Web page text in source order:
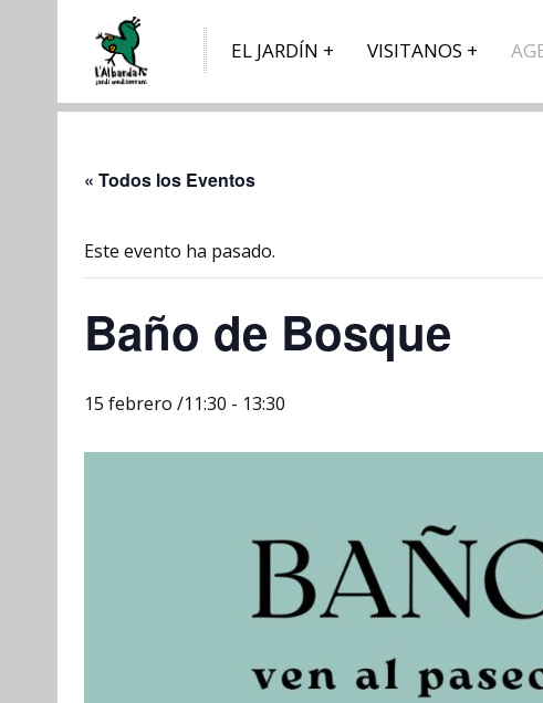
EL JARDÍN VISITANOS
« Todos los Eventos
Este evento ha pasado.
Baño de Bosque
15 febrero /11:30 - 13:30